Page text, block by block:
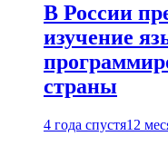
В России
изучение
страны
4 года спустя12